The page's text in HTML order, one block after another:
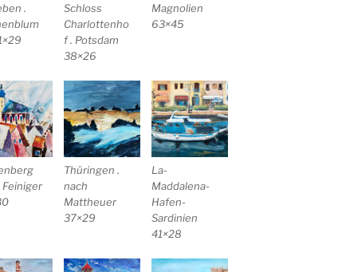
.
Schloss
Charlottenho
f . Potsdam
38×26
Magnolien
63×45
Feiniger
Thüringen .
nach
Mattheuer
37×29
La-
Maddalena-
Hafen-
Sardinien
41×28